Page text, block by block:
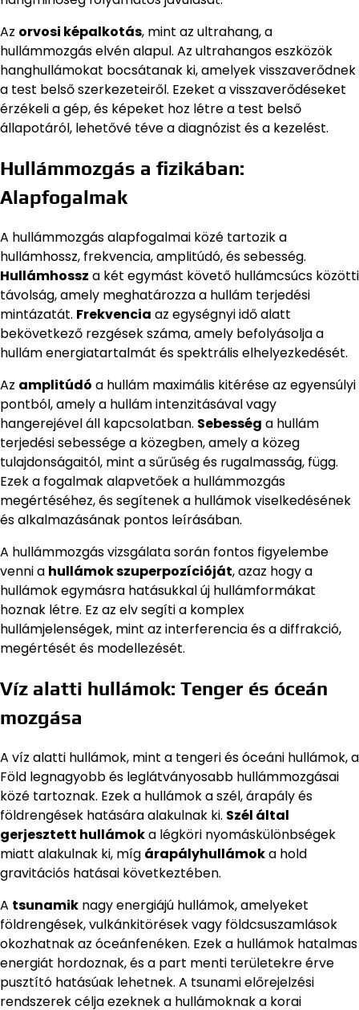
Az orvosi képalkotás, mint az ultrahang, a
hullámmozgás elvén alapul. Az ultrahangos eszközök
hanghullámokat bocsátanak ki, amelyek visszaverődnek
a test belső szerkezeteiről. Ezeket a visszaverődéseket
érzékeli a gép, és képeket hoz létre a test belső
állapotáról, lehetővé téve a diagnózist és a kezelést.
Hullámmozgás a fizikában:
Alapfogalmak
A hullámmozgás alapfogalmai közé tartozik a
hullámhossz, frekvencia, amplitúdó, és sebesség.
Hullámhossz a két egymást követő hullámcsúcs közötti
távolság, amely meghatározza a hullám terjedési
mintázatát. Frekvencia az egységnyi idő alatt
bekövetkező rezgések száma, amely befolyásolja a
hullám energiatartalmát és spektrális elhelyezkedését.
Az amplitúdó a hullám maximális kitérése az egyensúlyi
pontból, amely a hullám intenzitásával vagy
hangerejével áll kapcsolatban. Sebesség a hullám
terjedési sebessége a közegben, amely a közeg
tulajdonságaitól, mint a sűrűség és rugalmasság, függ.
Ezek a fogalmak alapvetőek a hullámmozgás
megértéséhez, és segítenek a hullámok viselkedésének
és alkalmazásának pontos leírásában.
A hullámmozgás vizsgálata során fontos figyelembe
venni a hullámok szuperpozícióját, azaz hogy a
hullámok egymásra hatásukkal új hullámformákat
hoznak létre. Ez az elv segíti a komplex
hullámjelenségek, mint az interferencia és a diffrakció,
megértését és modellezését.
Víz alatti hullámok: Tenger és óceán
mozgása
A víz alatti hullámok, mint a tengeri és óceáni hullámok, a
Föld legnagyobb és leglátványosabb hullámmozgásai
közé tartoznak. Ezek a hullámok a szél, árapály és
földrengések hatására alakulnak ki. Szél által
gerjesztett hullámoka légköri nyomáskülönbségek
miatt alakulnak ki, míg árapályhullámoka hold
gravitációs hatásai következtében.
A tsunamik nagy energiájú hullámok, amelyeket
földrengések, vulkánkitörések vagy földcsuszamlások
okozhatnak az óceánfenéken. Ezek a hullámok hatalmas
energiát hordoznak, és a part menti területekre érve
pusztító hatásúak lehetnek. A tsunami előrejelzési
rendszerek célja ezeknek a hullámoknak a korai